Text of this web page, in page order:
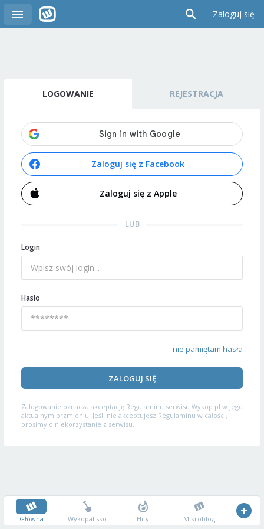
Zaloguj się
LOGOWANIE REJESTRACJA
Zaloguj się z Facebook
Zaloguj się z Apple
LUB
Login
Hasło
nie pamiętam hasła
ZALOGUJ SIĘ
Zalogowanie oznacza akceptację Regulaminu serwisu Wykop.pl w jego
aktualnym brzmieniu. Jeśli nie akceptujesz Regulaminu w całości,
prosimy o niekorzystanie z serwisu.
Główna Wykopalisko Hity Mikroblog